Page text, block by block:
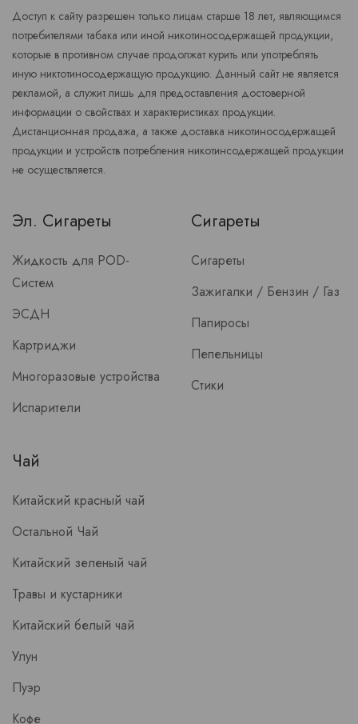
Доступ к сайту разрешен только лицам старше 18 лет, являющимся
потребителями табака или иной никотиносодержащей продукции,
которые в противном случае продолжат курить или употреблять
иную никтотиносодержащую продукцию. Данный сайт не является
рекламой, а служит лишь для предоставления достоверной
информации о свойствах и характеристиках продукции.
Дистанционная продажа, а также доставка никотиносодержащей
продукции и устройств потребления никотинсодержащей продукции
не осуществляется.
Эл. Сигареты
Жидкость для POD-
Систем
ЭСДН
Картриджи
Многоразовые устройства
Испарители
Сигареты
Сигареты
Зажигалки / Бензин / Газ
Папиросы
Пепельницы
Стики
Чай
Китайский красный чай
Остальной Чай
Китайский зеленый чай
Травы и кустарники
Китайский белый чай
Улун
Пуэр
Кофе